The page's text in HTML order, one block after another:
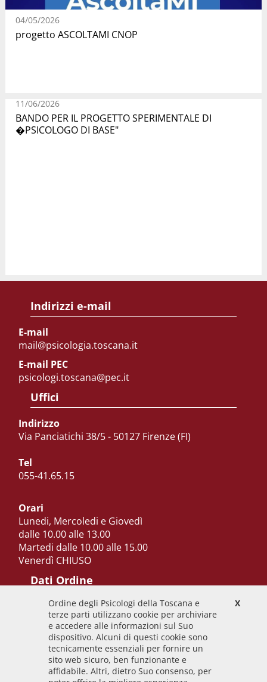
04/05/2026
progetto ASCOLTAMI CNOP
11/06/2026
BANDO PER IL PROGETTO SPERIMENTALE DI
�PSICOLOGO DI BASE"
Indirizzi e-mail
E-mail
mail@psicologia.toscana.it
E-mail PEC
psicologi.toscana@pec.it
Uffici
Indirizzo
Via Panciatichi 38/5 - 50127 Firenze (FI)
Tel
055-41.65.15
Orari
Lunedi, Mercoledi e Giovedì
dalle 10.00 alle 13.00
Martedi dalle 10.00 alle 15.00
Venerdì CHIUSO
Dati Ordine
Codice Fiscale
92009700458
Codice IPA
odpt_to
Linee guida
X
Ordine degli Psicologi della Toscana e
terze parti utilizzano cookie per archiviare
e accedere alle informazioni sul Suo
dispositivo. Alcuni di questi cookie sono
tecnicamente essenziali per fornire un
sito web sicuro, ben funzionante e
affidabile. Altri, dietro Suo consenso, per